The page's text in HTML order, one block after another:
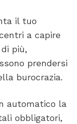
il tuo
a capire
più,
prendersi
burocrazia.
automatico la
obbligatori,